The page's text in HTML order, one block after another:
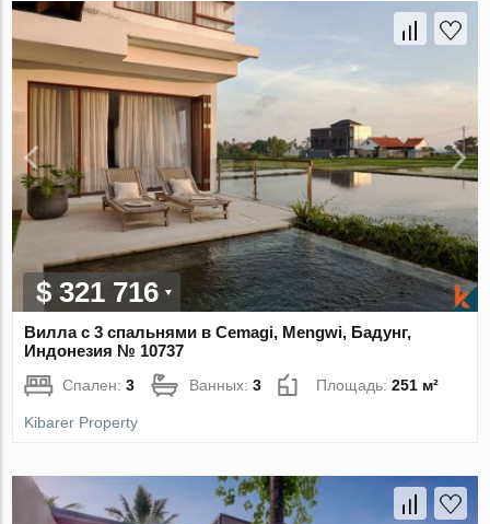
$ 321 716
Вилла с 3 спальнями в Cemagi, Mengwi, Бадунг,
Индонезия № 10737
Спален:3 Ванных:3 Площадь:251 м²
Kibarer Property